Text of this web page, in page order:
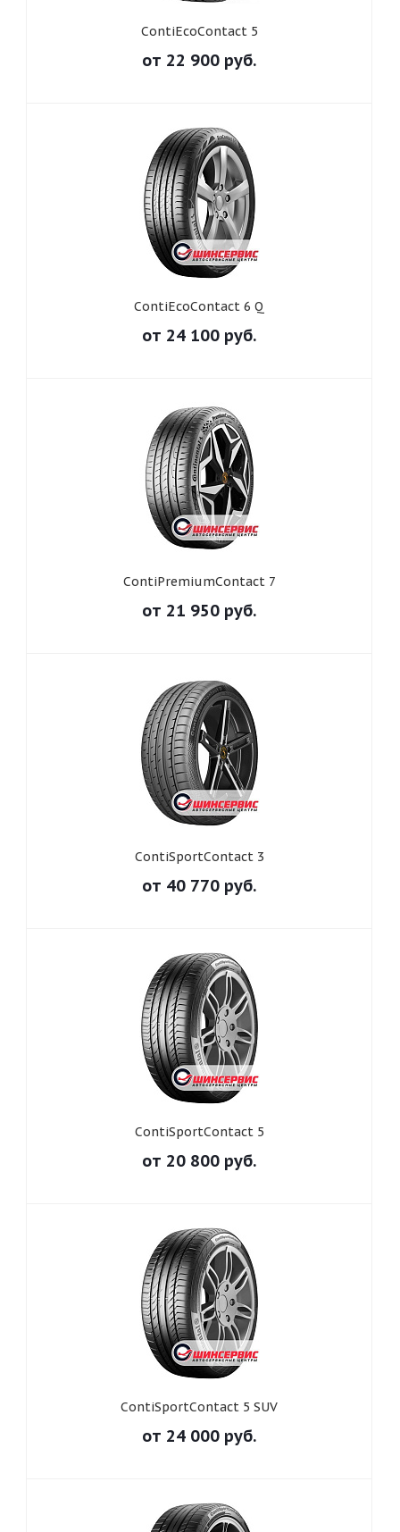
ContiEcoContact 5
от 22 900 руб.
ContiEcoContact 6 Q
от 24 100 руб.
ContiPremiumContact 7
от 21 950 руб.
ContiSportContact 3
от 40 770 руб.
ContiSportContact 5
от 20 800 руб.
ContiSportContact 5 SUV
от 24 000 руб.